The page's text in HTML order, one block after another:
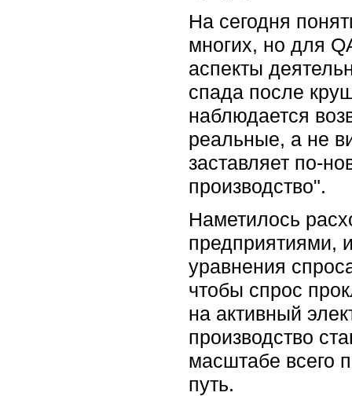
На сегодня
многих, но для
аспекты
спада после
наблюдается
реальные, а не
заставляет по-
производство".
Наметилось
предприятиями,
уравнения
чтобы спрос
на активный
производство
масштабе всего
путь.